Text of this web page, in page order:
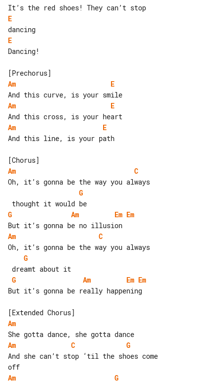
E
E
Dancing!
Am
E
Am
E
Am
E
And this line, is your path
Am
C
G
G
Am Em Em
Am
C
G
G
Am Em Em
But it’s gonna be really happening
Am
Am
C
G
And she can’t stop ‘til the shoes come
Am
G